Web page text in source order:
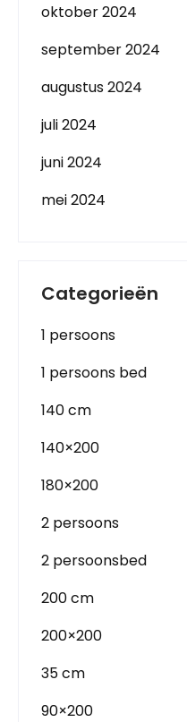
oktober 2024
september 2024
augustus 2024
juli 2024
juni 2024
mei 2024
Categorieën
1 persoons
1 persoons bed
140 cm
140×200
180×200
2 persoons
2 persoonsbed
200 cm
200×200
35 cm
90×200